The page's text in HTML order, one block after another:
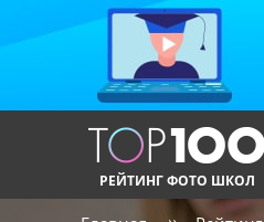
РЕЙТИНГ ФОТО ШКОЛ